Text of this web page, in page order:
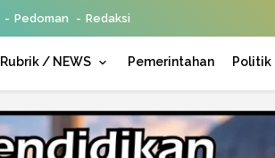
Pedoman Redaksi
Rubrik / NEWS Pemerintahan Politik